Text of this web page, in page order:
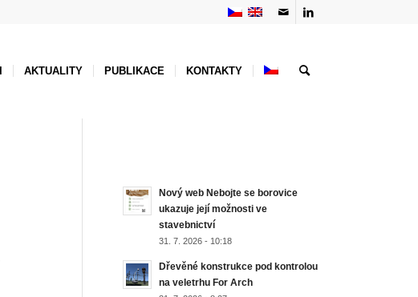
AKTUALITY PUBLIKACE KONTAKTY
Nový web Nebojte se borovice
ukazuje její možnosti ve
stavebnictví
31. 7. 2026 - 10:18
Dřevěné konstrukce pod kontrolou
na veletrhu For Arch